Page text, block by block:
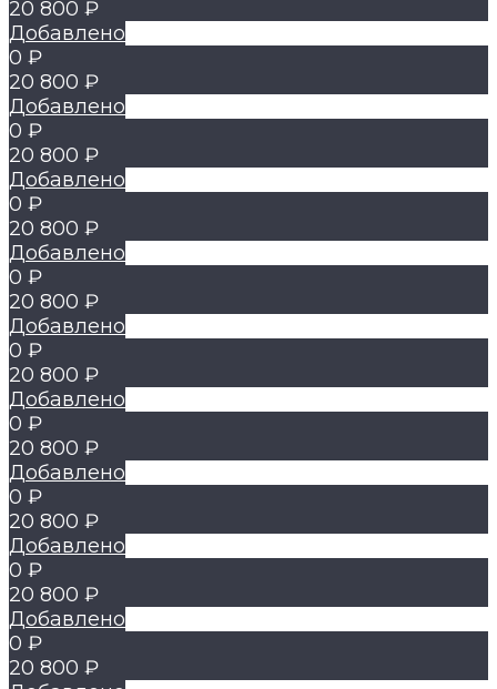
20 800 ₽
Добавлено
0 ₽
20 800 ₽
Добавлено
0 ₽
20 800 ₽
Добавлено
0 ₽
20 800 ₽
Добавлено
0 ₽
20 800 ₽
Добавлено
0 ₽
20 800 ₽
Добавлено
0 ₽
20 800 ₽
Добавлено
0 ₽
20 800 ₽
Добавлено
0 ₽
20 800 ₽
Добавлено
0 ₽
20 800 ₽